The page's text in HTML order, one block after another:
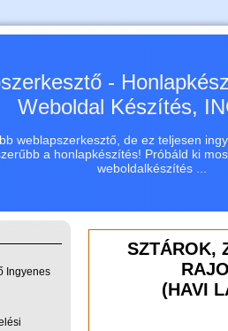
-
Weboldal Készítés,
weblapszerkesztő, de ez teljesen
a honlapkészítés! Próbáld ki
weboldalkészítés ...
Ingyenes
SZTÁROK,
(HAVI